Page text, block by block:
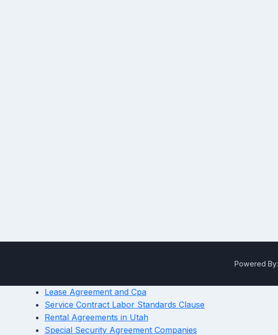
Powered By:
Lease Agreement and Cpa
Service Contract Labor Standards Clause
Rental Agreements in Utah
Special Security Agreement Companies